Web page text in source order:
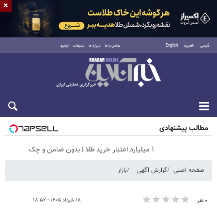
فارسی العربية English تماس با ما درباره ما تبلیغات آرشیو
شنبه ۱۷ مرداد ۱۴۰۵
مطالب پیشنهادی
۱ میلیارد اعتبار خرید طلا | بدون ضامن و چک
صفحه اصلی گزارش آگهی بازار
۰ نفر ۱۸ خرداد ۱۴۰۵ - ۱۸:۵۲
×